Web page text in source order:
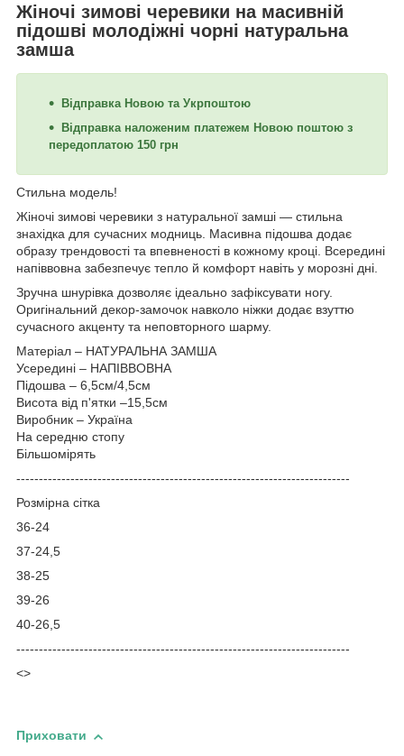
Жіночі зимові черевики на масивній
підошві молодіжні чорні натуральна
замша
Відправка Новою та Укрпоштою
Відправка наложеним платежем Новою поштою з
передоплатою 150 грн
Стильна модель!
Жіночі зимові черевики з натуральної замші — стильна
знахідка для сучасних модниць. Масивна підошва додає
образу трендовості та впевненості в кожному кроці. Всередині
напіввовна забезпечує тепло й комфорт навіть у морозні дні.
Зручна шнурівка дозволяє ідеально зафіксувати ногу.
Оригінальний декор-замочок навколо ніжки додає взуттю
сучасного акценту та неповторного шарму.
Матеріал – НАТУРАЛЬНА ЗАМША
Усередині – НАПІВВОВНА
Підошва – 6,5см/4,5см
Висота від п'ятки –15,5см
Виробник – Україна
На середню стопу
Більшомірять
--------------------------------------------------------------------------
Розмірна сітка
36-24
37-24,5
38-25
39-26
40-26,5
--------------------------------------------------------------------------
<>
Приховати